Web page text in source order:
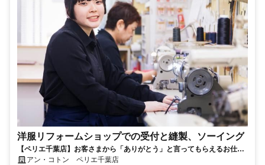
洋服リフォームショップでの受付と縫製、ソーイング
【ペリエ千葉店】お客さまから「ありがとう」と言ってもらえるお仕事
です。やりがいと喜びがあります。
アン・コトン ペリエ千葉店